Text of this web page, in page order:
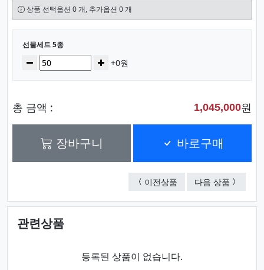
상품 선택옵션 0 개, 추가옵션 0 개
선택된 옵션
선물세트 5종
수량감소 증가+0원
총 금액 : 1,045,000원
장바구니 바로구매
이전상품 선물세트 4종
다음 상품 선물세
관련상품
등록된 상품이 없습니다.